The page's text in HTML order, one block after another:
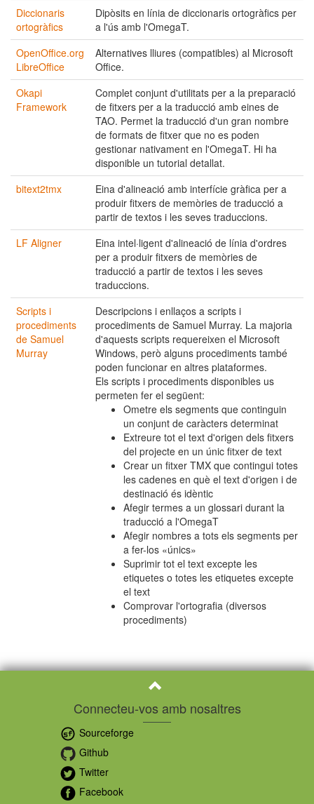
Diccionaris
ortogràfics
Dipòsits en línia de diccionaris ortogràfics per
a l'ús amb l'OmegaT.
OpenOffice.org
LibreOffice
Alternatives lliures (compatibles) al Microsoft
Office.
Okapi
Framework
Complet conjunt d'utilitats per a la preparació
de fitxers per a la traducció amb eines de
TAO. Permet la traducció d'un gran nombre
de formats de fitxer que no es poden
gestionar nativament en l'OmegaT. Hi ha
disponible un tutorial detallat.
bitext2tmx
Eina d'alineació amb interfície gràfica per a
produir fitxers de memòries de traducció a
partir de textos i les seves traduccions.
LF Aligner
Eina intel·ligent d'alineació de línia d'ordres
per a produir fitxers de memòries de
traducció a partir de textos i les seves
traduccions.
Scripts i
procediments
de Samuel
Murray
Descripcions i enllaços a scripts i
procediments de Samuel Murray. La majoria
d'aquests scripts requereixen el Microsoft
Windows, però alguns procediments també
poden funcionar en altres plataformes.
Els scripts i procediments disponibles us
permeten fer el següent:
Ometre els segments que continguin
un conjunt de caràcters determinat
Extreure tot el text d'origen dels fitxers
del projecte en un únic fitxer de text
Crear un fitxer TMX que contingui totes
les cadenes en què el text d'origen i de
destinació és idèntic
Afegir termes a un glossari durant la
traducció a l'OmegaT
Afegir nombres a tots els segments per
a fer-los «únics»
Suprimir tot el text excepte les
etiquetes o totes les etiquetes excepte
el text
Comprovar l'ortografia (diversos
procediments)
Connecteu-vos amb nosaltres
Sourceforge
Github
Twitter
Facebook